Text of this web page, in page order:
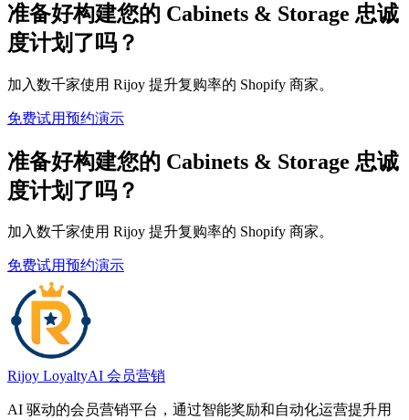
准备好构建您的 Cabinets & Storage 忠诚
度计划了吗？
加入数千家使用 Rijoy 提升复购率的 Shopify 商家。
免费试用预约演示
准备好构建您的 Cabinets & Storage 忠诚
度计划了吗？
加入数千家使用 Rijoy 提升复购率的 Shopify 商家。
免费试用预约演示
Rijoy LoyaltyAI 会员营销
AI 驱动的会员营销平台，通过智能奖励和自动化运营提升用